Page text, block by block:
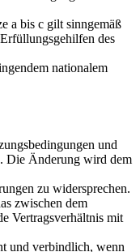
a bis c gilt sinngemäß
des
nationalem
und
Die Änderung wird dem
zu widersprechen.
zwischen dem
Vertragsverhältnis mit
und verbindlich, wenn